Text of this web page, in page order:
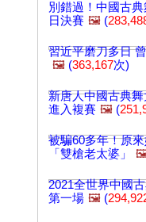
別錯過！中國古
日決賽 🖼️ (
習近平磨刀多日
🖼️ (363,167次)
新唐人中國古典
進入複賽 🖼️ (
被騙60多年！原
「雙槍老太婆」
2021全世界中國
第一場 🖼️ (